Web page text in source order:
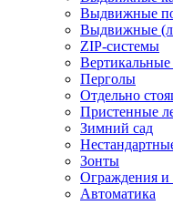
Выдвижные
Выдвижные
ZIP-системы
Перголы
Отдельно
Пристенные
Зимний сад
Зонты
Ограждения
Автоматика